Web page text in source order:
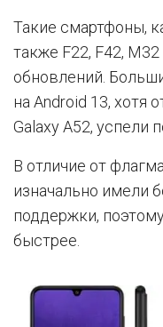
Такие смартфоны,
также F22, F42,
обновлений.
на Android 13, хотя
Galaxy A52, успели
В отличие от
изначально имели
поддержки,
быстрее.